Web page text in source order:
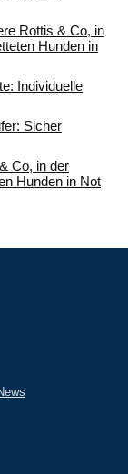
Rottis & Co, in
Hunden in
Individuelle
Sicher
Co, in der
Hunden in Not